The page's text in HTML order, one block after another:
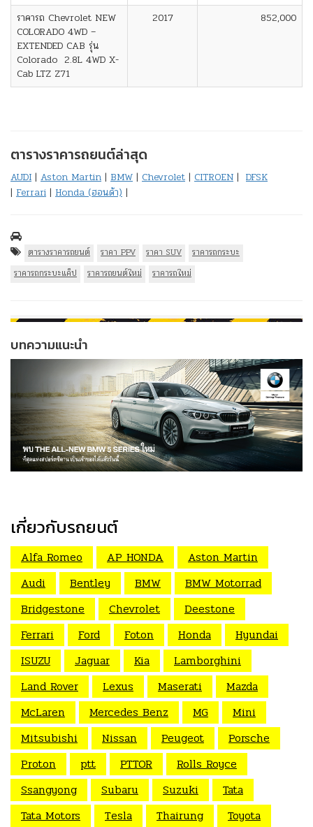
ราคารถ Chevrolet NEW
COLORADO 4WD –
EXTENDED CAB รุ่น
Colorado 2.8L 4WD X-
Cab LTZ Z71
2017 852,000
ตารางราคารถยนต์ล่าสุด
AUDI | Aston Martin | BMW | Chevrolet | CITROEN | DFSK
| Ferrari | Honda (ฮอนด้า) |
ตารางราคารถยนต์ ราคา PPV ราคา SUV
ราคารถกระบะ
ราคารถกระบะแค็ป
ราคารถยนต์ใหม่ ราคารถใหม่
บทความแนะนำ
เกี่ยวกับรถยนต์
Alfa Romeo AP HONDA
Aston Martin
Audi
Bentley BMW
BMW Motorrad
Bridgestone
Chevrolet
Deestone
Ferrari
Ford Foton Honda
Hyundai
ISUZU
Jaguar Kia
Lamborghini
Land Rover
Lexus Maserati
Mazda
McLaren
Mercedes Benz MG
Mini
Mitsubishi
Nissan Peugeot
Porsche
Proton
ptt PTTOR
Rolls Royce
Ssangyong
Subaru Suzuki
Tata
Tata Motors
Tesla Thairung Toyota